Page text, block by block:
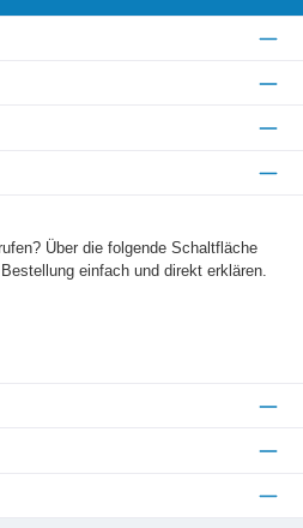
Über die folgende Schaltfläche
einfach und direkt erklären.